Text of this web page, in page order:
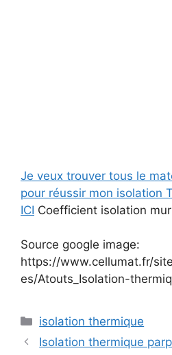
Je veux trouver tous le
pour réussir mon isolation
ICI Coefficient isolation mur
Source google image:
https://www.cellumat.fr/
es/Atouts_Isolation-
Catégories
isolation thermique
Isolation thermique